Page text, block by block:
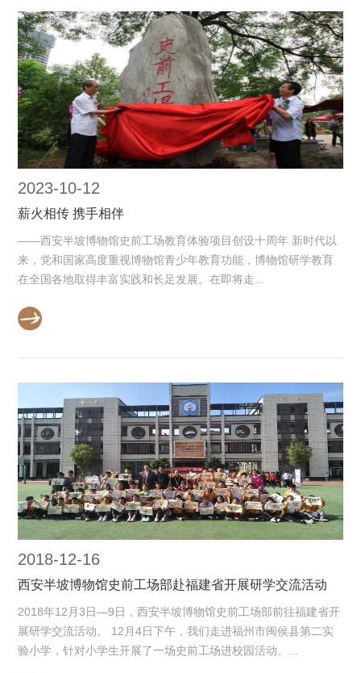
2023-10-12
薪火相传 携手相伴
——西安半坡博物馆史前工场教育体验项目创设十周年 新时代以
来，党和国家高度重视博物馆青少年教育功能，博物馆研学教育
在全国各地取得丰富实践和长足发展。在即将走...
2018-12-16
西安半坡博物馆史前工场部赴福建省开展研学交流活动
2018年12月3日—9日，西安半坡博物馆史前工场部前往福建省开
展研学交流活动。 12月4日下午，我们走进福州市闽侯县第二实
验小学，针对小学生开展了一场史前工场进校园活动。...